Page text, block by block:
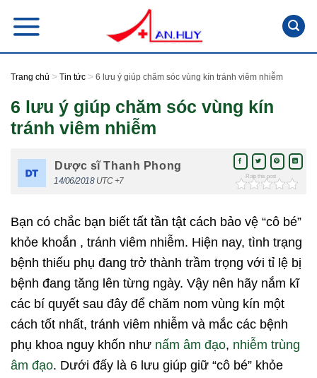
Trang chủ > Tin tức > 6 lưu ý giúp chăm sóc vùng kín tránh viêm nhiễm
6 lưu ý giúp chăm sóc vùng kín
tránh viêm nhiễm
Dược sĩ Thanh Phong
14/06/2018UTC +7 Rate this post
Bạn có chắc bạn biết tất tần tật cách bảo vệ “cô bé”
khỏe khoắn , tránh viêm nhiễm. Hiện nay, tình trạng
bệnh thiếu phụ đang trở thành trầm trọng với tỉ lệ bị
bệnh đang tăng lên từng ngày. Vậy nên hãy nắm kĩ
các bí quyết sau đây để chăm nom vùng kín một
cách tốt nhất, tránh viêm nhiễm và mắc các bệnh
phụ khoa nguy khốn như nấm âm đạo, nhiễm trùng
âm đạo. Dưới đấy là 6 lưu giúp giữ “cô bé” khỏe